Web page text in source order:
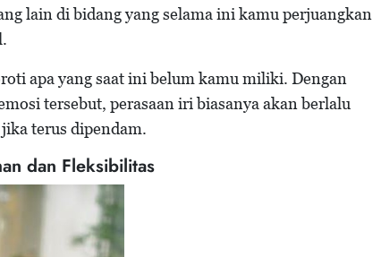
lain di bidang yang selama ini kamu perjuangkan
apa yang saat ini belum kamu miliki. Dengan
tersebut, perasaan iri biasanya akan berlalu
terus dipendam.
dan Fleksibilitas